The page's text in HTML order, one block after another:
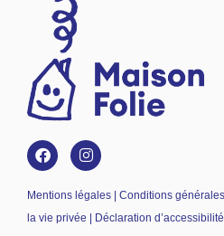
Mentions légales | Conditions
la vie privée | Déclaration d’accessibilité